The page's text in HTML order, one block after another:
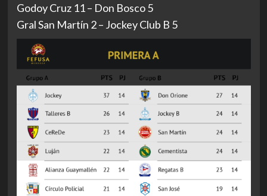
Godoy Cruz 11 – Don Bosco 5
Gral San Martín 2 – Jockey Club B 5